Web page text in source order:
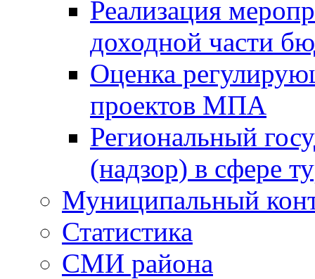
Реализация
доходной части
Оценка
проектов МПА
Региональный
(надзор) в сфере
Муниципальный
Статистика
СМИ района